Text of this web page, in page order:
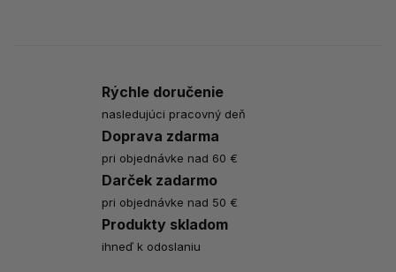
Rýchle doručenie
nasledujúci pracovný deň
Doprava zdarma
pri objednávke nad 60 €
Darček zadarmo
pri objednávke nad 50 €
Produkty skladom
ihneď k odoslaniu